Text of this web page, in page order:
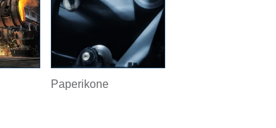
Paperikone